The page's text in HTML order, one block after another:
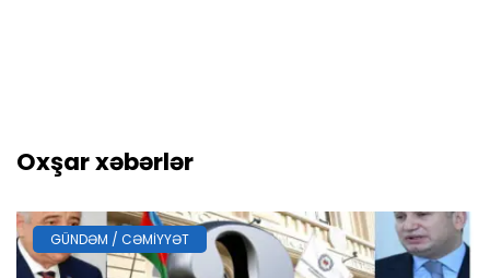
Oxşar xəbərlər
GÜNDƏM / CƏMIYYƏT